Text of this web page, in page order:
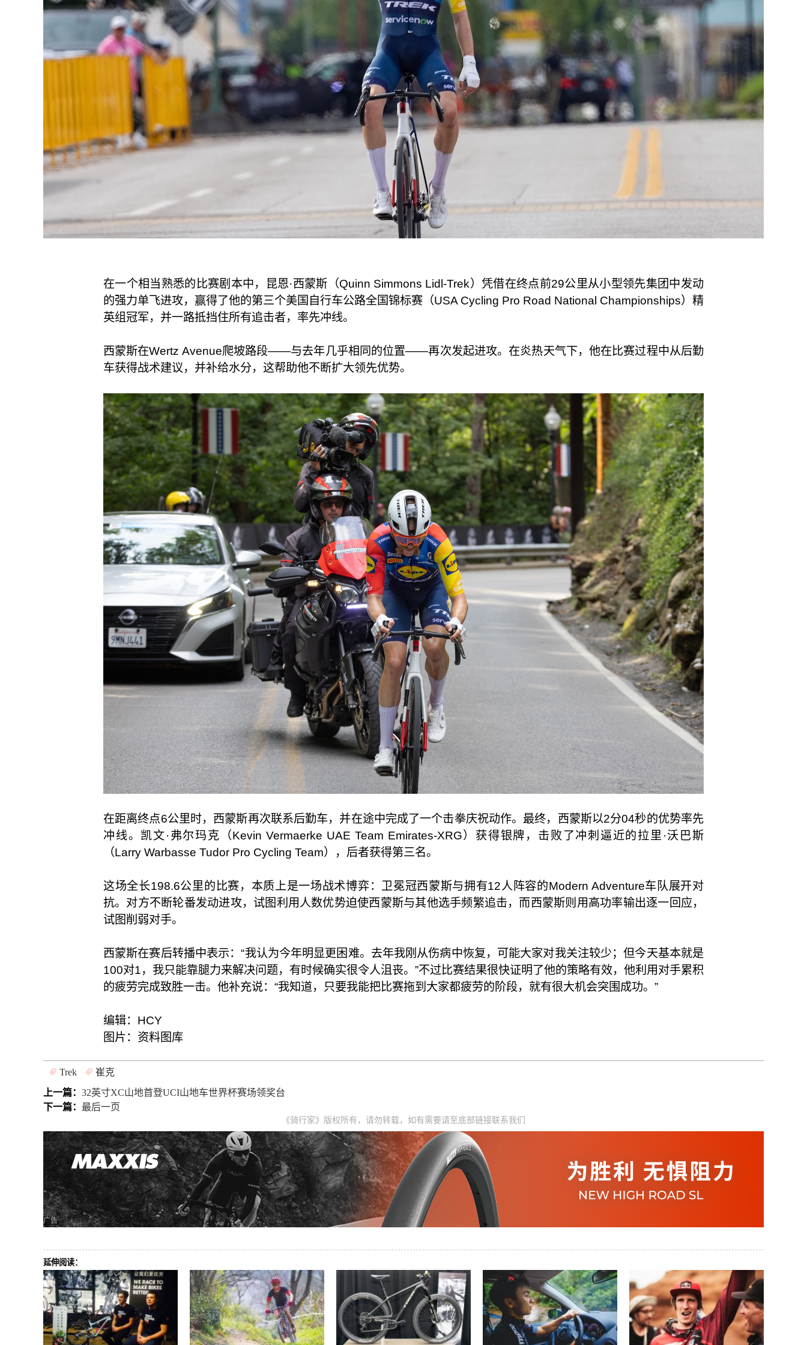
在一个相当熟悉的比赛剧本中，昆恩·西蒙斯（Quinn Simmons Lidl-Trek）凭借在终点前29公里从小型领先集团中发动
的强力单飞进攻，赢得了他的第三个美国自行车公路全国锦标赛（USA Cycling Pro Road National Championships）精
英组冠军，并一路抵挡住所有追击者，率先冲线。
西蒙斯在Wertz Avenue爬坡路段——与去年几乎相同的位置——再次发起进攻。在炎热天气下，他在比赛过程中从后勤
车获得战术建议，并补给水分，这帮助他不断扩大领先优势。
在距离终点6公里时，西蒙斯再次联系后勤车，并在途中完成了一个击拳庆祝动作。最终，西蒙斯以2分04秒的优势率先
冲线。凯文·弗尔玛克（Kevin Vermaerke UAE Team Emirates-XRG）获得银牌，击败了冲刺逼近的拉里·沃巴斯
（Larry Warbasse Tudor Pro Cycling Team），后者获得第三名。
这场全长198.6公里的比赛，本质上是一场战术博弈：卫冕冠西蒙斯与拥有12人阵容的Modern Adventure车队展开对
抗。对方不断轮番发动进攻，试图利用人数优势迫使西蒙斯与其他选手频繁追击，而西蒙斯则用高功率输出逐一回应，
试图削弱对手。
西蒙斯在赛后转播中表示：“我认为今年明显更困难。去年我刚从伤病中恢复，可能大家对我关注较少；但今天基本就是
100对1，我只能靠腿力来解决问题，有时候确实很令人沮丧。”不过比赛结果很快证明了他的策略有效，他利用对手累积
的疲劳完成致胜一击。他补充说：“我知道，只要我能把比赛拖到大家都疲劳的阶段，就有很大机会突围成功。”
编辑：HCY
图片：资料图库
Trek
崔克
上一篇： 32英寸XC山地首登UCI山地车世界杯赛场领奖台
下一篇： 最后一页
《骑行家》版权所有，请勿转载，如有需要请至底部链接联系我们
广告
延伸阅读：